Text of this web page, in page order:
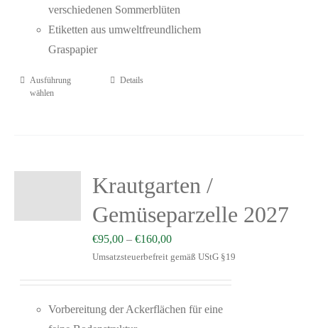
verschiedenen Sommerblüten
Etiketten aus umweltfreundlichem
Graspapier
Ausführung
wählen
Details
Krautgarten /
Gemüseparzelle 2027
€95,00 –€160,00
Umsatzsteuerbefreit gemäß UStG §19
Vorbereitung der Ackerflächen für eine